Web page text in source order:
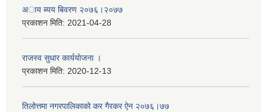
अाय ब्यय बिवरण २०७६।२०७७
प्रकाशन मिति: 2021-04-28
राजस्व सुधार कार्ययाेजना ।
प्रकाशन मिति: 2020-12-13
तिलोत्तमा नगरपालिकाको कर गैरकर ऐन २०७६।७७